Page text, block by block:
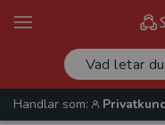
Handlar som: